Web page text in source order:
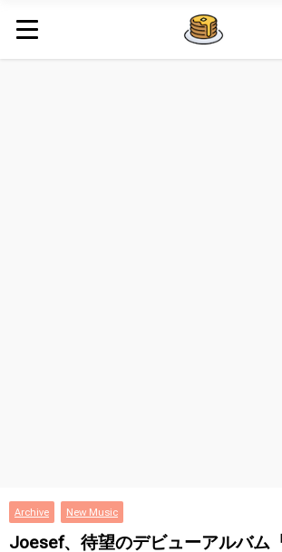
Archive New Music
Joesef、待望のデビューアルバム